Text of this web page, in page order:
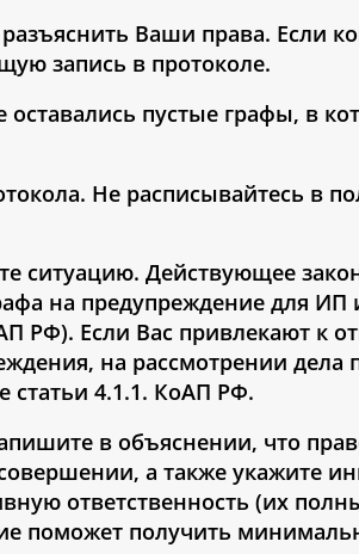
Ваши права. Если
запись в протоколе.
оставались пустые графы, в
Не расписывайтесь в
ситуацию. Действующее
на предупреждение для ИП
РФ). Если Вас привлекают к
на рассмотрении дела
статьи 4.1.1. КоАП РФ.
в объяснении, что
а также укажите
ответственность (их
поможет получить